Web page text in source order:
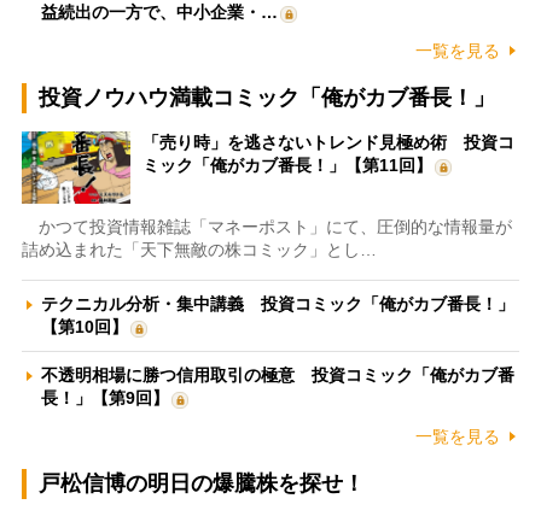
益続出の一方で、中小企業・…
一覧を見る
投資ノウハウ満載コミック「俺がカブ番長！」
「売り時」を逃さないトレンド見極め術 投資コ
ミック「俺がカブ番長！」【第11回】
かつて投資情報雑誌「マネーポスト」にて、圧倒的な情報量が
詰め込まれた「天下無敵の株コミック」とし…
テクニカル分析・集中講義 投資コミック「俺がカブ番長！」
【第10回】
不透明相場に勝つ信用取引の極意 投資コミック「俺がカブ番
長！」【第9回】
一覧を見る
戸松信博の明日の爆騰株を探せ！